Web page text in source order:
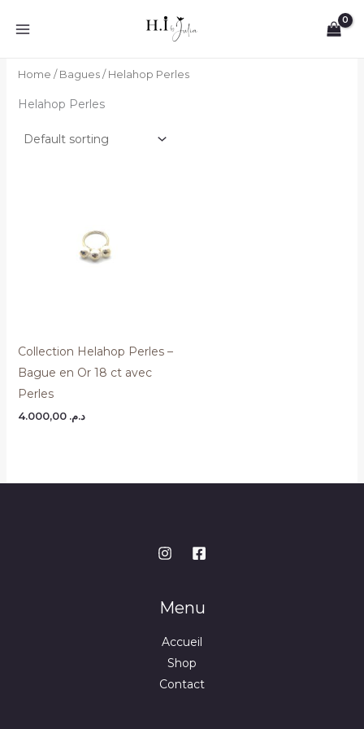
Home / Bagues/ Helahop Perles
Helahop Perles
Collection Helahop Perles –
Bague en Or 18 ct avec
Perles
د.م. 4.000,00
Menu
Accueil
Shop
Contact